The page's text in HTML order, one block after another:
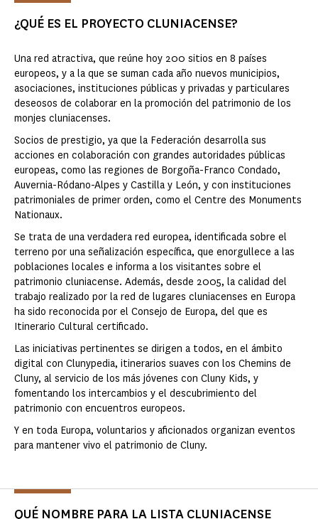
¿QUÉ ES EL PROYECTO CLUNIACENSE?
Una red atractiva, que reúne hoy 200 sitios en 8 países
europeos, y a la que se suman cada año nuevos municipios,
asociaciones, instituciones públicas y privadas y particulares
deseosos de colaborar en la promoción del patrimonio de los
monjes cluniacenses.
Socios de prestigio, ya que la Federación desarrolla sus
acciones en colaboración con grandes autoridades públicas
europeas, como las regiones de Borgoña-Franco Condado,
Auvernia-Ródano-Alpes y Castilla y León, y con instituciones
patrimoniales de primer orden, como el Centre des Monuments
Nationaux.
Se trata de una verdadera red europea, identificada sobre el
terreno por una señalización específica, que enorgullece a las
poblaciones locales e informa a los visitantes sobre el
patrimonio cluniacense. Además, desde 2005, la calidad del
trabajo realizado por la red de lugares cluniacenses en Europa
ha sido reconocida por el Consejo de Europa, del que es
Itinerario Cultural certificado.
Las iniciativas pertinentes se dirigen a todos, en el ámbito
digital con Clunypedia, itinerarios suaves con los Chemins de
Cluny, al servicio de los más jóvenes con Cluny Kids, y
fomentando los intercambios y el descubrimiento del
patrimonio con encuentros europeos.
Y en toda Europa, voluntarios y aficionados organizan eventos
para mantener vivo el patrimonio de Cluny.
QUÉ NOMBRE PARA LA LISTA CLUNIACENSE